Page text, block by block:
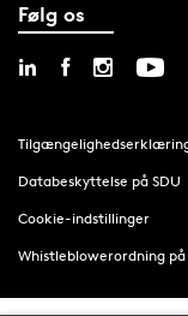
Følg os
Databeskyttelse på SDU
Cookie-indstillinger
Whistleblowerordning på